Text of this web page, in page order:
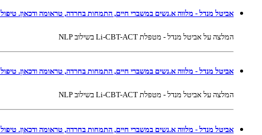
אביטל מנדל - מלווה א.נשים במשברי חיים, התמחות בחרדה, טראומה ודכאון. טיפול Li-CBT-ACT בשילוב NLP ברמת גן ובאונליין
המלצה על אביטל מנדל - מטפלת Li-CBT-ACT בשילוב NLP
אביטל מנדל - מלווה א.נשים במשברי חיים, התמחות בחרדה, טראומה ודכאון. טיפול Li-CBT-ACT בשילוב NLP ברמת גן ובאונליין
המלצה על אביטל מנדל - מטפלת Li-CBT-ACT בשילוב NLP
אביטל מנדל - מלווה א.נשים במשברי חיים, התמחות בחרדה, טראומה ודכאון. טיפול Li-CBT-ACT בשילוב NLP ברמת גן ובאונליין